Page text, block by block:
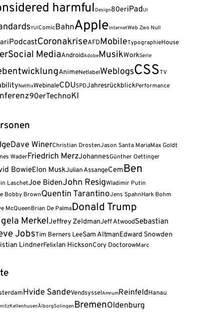
harmful Design80eriPadUI
YUIComicBahnAppleInternetWeb Zwo Null
PodcastCoronakriseAFDMobileTypographieHouse
Social MediaAndroidAdobeMusikWorkSerie
AnimeNetlabelWeblogsCSSTV
NetflixWebinaleCDUSPDJahresrückblickPerformance
90erTechnoKI
Dave WinerChristian DrostenJason Santa MariaMax Goldt
WaderFriedrich MerzJohannesGünther Oettinger
BowieElon MuskJulian AssangeCemBen
LaschetJoe BidenJohn ResigWladimir Putin
Bobby BrownQuentin TarantinoJens SpahnHark Bohm
McQueenBrian De PalmaDonald Trump
MerkelJeffrey ZeldmanJeff AtwoodSebastian
JobsTim Berners LeeSam AltmanEdward Snowden
LindnerFelixIan HicksonCory DoctorowMarc
Hvide SandeVendsysselAmrumReinfeldHanau
KellenhusenÅlborgSolingenBremenOldenburg